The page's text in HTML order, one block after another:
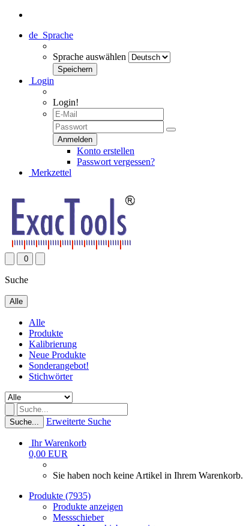
de Sprache
Sprache auswählen
Login
Login!
Konto erstellen
Passwort vergessen?
Merkzettel
0
Suche
Alle
Alle
Produkte
Kalibrierung
Neue Produkte
Sonderangebot!
Stichwörter
Suche... Erweiterte Suche
Ihr Warenkorb
0,00 EUR
Sie haben noch keine Artikel in Ihrem Warenkorb.
Produkte (7935)
Produkte anzeigen
Messschieber